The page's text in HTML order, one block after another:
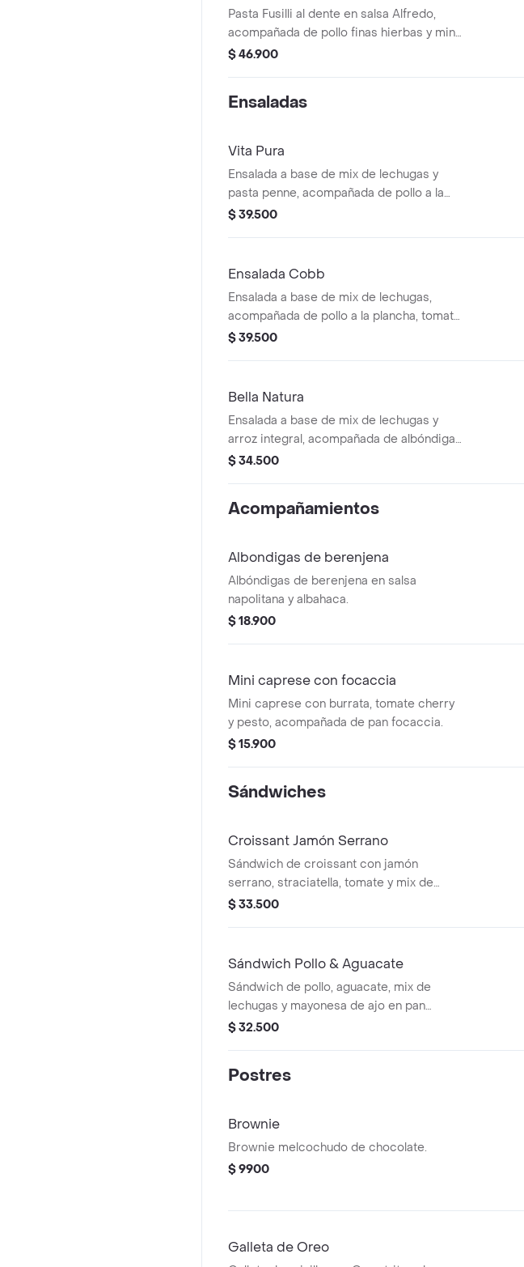
Pasta Fusilli al dente en salsa Alfredo,
acompañada de pollo finas hierbas y mini
caprese con burrata, tomate cherry y
$ 46.900
Ensaladas
Vita Pura
Ensalada a base de mix de lechugas y
pasta penne, acompañada de pollo a la
plancha, brócoli rostizado, tomate chonto
$ 39.500
Ensalada Cobb
Ensalada a base de mix de lechugas,
acompañada de pollo a la plancha, tomate
chonto, huevo duro, tocineta, aguacate,
vinagreta Mediterránea.
$ 39.500
Bella Natura
Ensalada a base de mix de lechugas y
arroz integral, acompañada de albóndigas
de berenjena (5 unds), tomate cherry,
$ 34.500
Acompañamientos
Albondigas de berenjena
Albóndigas de berenjena en salsa
napolitana y albahaca.
$ 18.900
Mini caprese con focaccia
Mini caprese con burrata, tomate cherry
y pesto, acompañada de pan focaccia.
$ 15.900
Sándwiches
Croissant Jamón Serrano
Sándwich de croissant con jamón
serrano, straciatella, tomate y mix de
lechugas.
$ 33.500
Sándwich Pollo & Aguacate
Sándwich de pollo, aguacate, mix de
lechugas y mayonesa de ajo en pan
focaccia de masa madre.
$ 32.500
Postres
Brownie
Brownie melcochudo de chocolate.
$ 9900
Galleta de Oreo